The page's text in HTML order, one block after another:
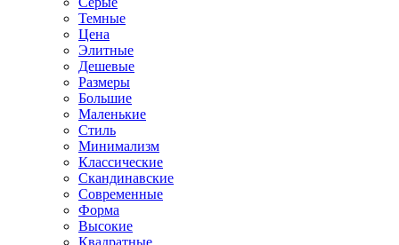
Темные
Цена
Элитные
Дешевые
Размеры
Большие
Маленькие
Стиль
Минимализм
Классические
Скандинавские
Современные
Форма
Высокие
Квадратные